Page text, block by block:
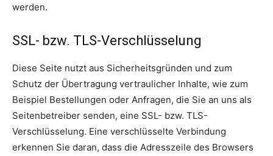
werden.
SSL- bzw. TLS-Verschlüsselung
Diese Seite nutzt aus Sicherheitsgründen und zum
Schutz der Übertragung vertraulicher Inhalte, wie zum
Beispiel Bestellungen oder Anfragen, die Sie an uns als
Seitenbetreiber senden, eine SSL- bzw. TLS-
Verschlüsselung. Eine verschlüsselte Verbindung
erkennen Sie daran, dass die Adresszeile des Browsers